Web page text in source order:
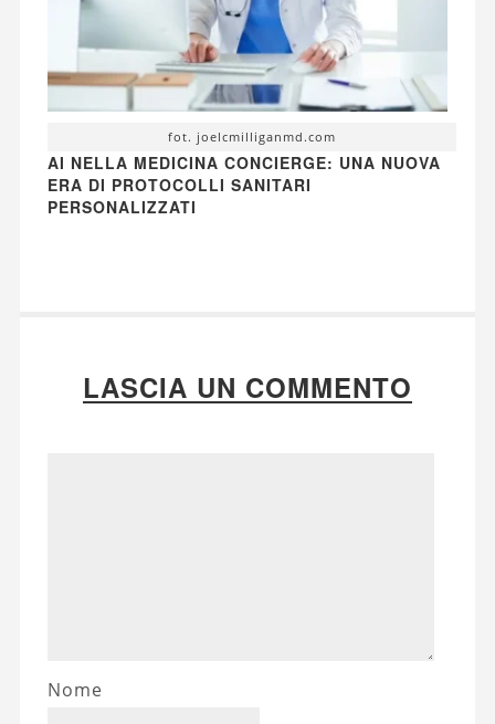
fot. joelcmilliganmd.com
AI NELLA MEDICINA CONCIERGE: UNA NUOVA
ERA DI PROTOCOLLI SANITARI
PERSONALIZZATI
LASCIA UN COMMENTO
Nome